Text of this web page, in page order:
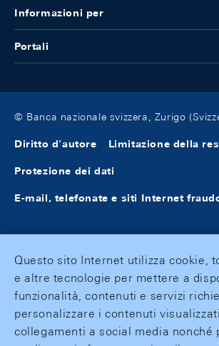
Informazioni per
Portali
© Banca nazionale svizzera, Zurigo
Diritto d'autore Limitazione della
Protezione dei dati
E-mail, telefonate e siti Internet
Questo sito Internet utilizza cookie,
e altre tecnologie per mettere a
funzionalità, contenuti e servizi
personalizzare i contenuti
collegamenti a social media nonché